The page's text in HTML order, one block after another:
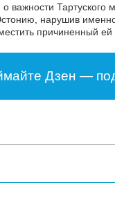
важности
нарушив
причиненный
Дзен —